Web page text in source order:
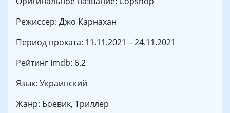
Режиссер: Джо Карнахан
Период проката: 11.11.2021 – 24.11.2021
Рейтинг Imdb: 6.2
Язык: Украинский
Жанр: Боевик, Триллер